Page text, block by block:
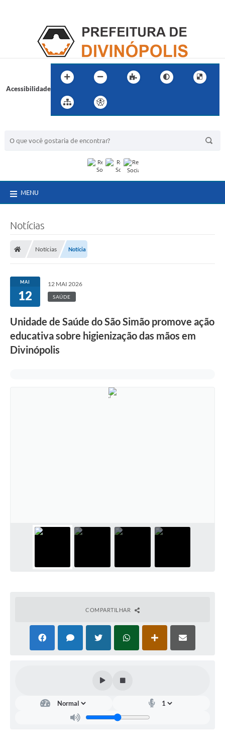
Acessibilidade
MENU
Notícias
Notícias Notícia
MAI
12
12 MAI 2026
SAÚDE
Unidade de Saúde do São Simão promove ação
educativa sobre higienização das mãos em
Divinópolis
COMPARTILHAR